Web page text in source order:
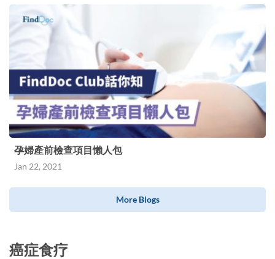
孕婦產前檢查項目懶人包
Jan 22, 2021
More Blogs
癌症食疗